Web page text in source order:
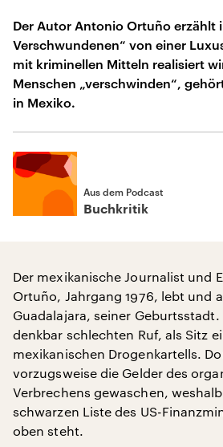
Der Autor Antonio Ortuño erzählt
Verschwundenen“ von einer
mit kriminellen Mitteln realisiert
Menschen „verschwinden“,
in Mexiko.
Aus dem Podcast
Buchkritik
Der mexikanische Journalist und
Ortuño, Jahrgang 1976, lebt und
Guadalajara, seiner
denkbar schlechten Ruf, als Sitz
mexikanischen Drogenkartells.
vorzugsweise die Gelder des
Verbrechens gewaschen,
schwarzen Liste des US-
oben steht.